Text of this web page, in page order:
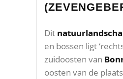
Dit
en bossen ligt
zuidoosten van
oosten van de